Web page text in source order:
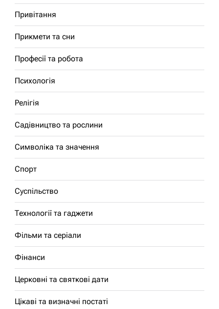
Привітання
Прикмети та сни
Професії та робота
Психологія
Релігія
Садівництво та рослини
Символіка та значення
Спорт
Суспільство
Технології та гаджети
Фільми та серіали
Фінанси
Церковні та святкові дати
Цікаві та визначні постаті